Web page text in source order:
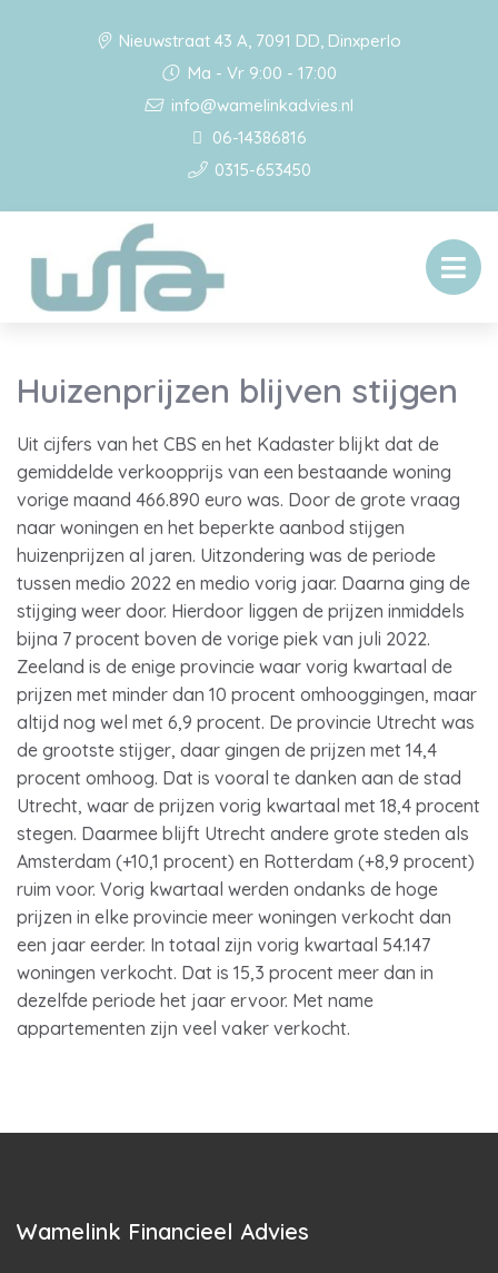
Nieuwstraat 43 A, 7091 DD, Dinxperlo
Ma - Vr 9:00 - 17:00
info@wamelinkadvies.nl
06-14386816
0315-653450
Huizenprijzen blijven stijgen
Uit cijfers van het CBS en het Kadaster blijkt dat de
gemiddelde verkoopprijs van een bestaande woning
vorige maand 466.890 euro was. Door de grote vraag
naar woningen en het beperkte aanbod stijgen
huizenprijzen al jaren. Uitzondering was de periode
tussen medio 2022 en medio vorig jaar. Daarna ging de
stijging weer door. Hierdoor liggen de prijzen inmiddels
bijna 7 procent boven de vorige piek van juli 2022.
Zeeland is de enige provincie waar vorig kwartaal de
prijzen met minder dan 10 procent omhooggingen, maar
altijd nog wel met 6,9 procent. De provincie Utrecht was
de grootste stijger, daar gingen de prijzen met 14,4
procent omhoog. Dat is vooral te danken aan de stad
Utrecht, waar de prijzen vorig kwartaal met 18,4 procent
stegen. Daarmee blijft Utrecht andere grote steden als
Amsterdam (+10,1 procent) en Rotterdam (+8,9 procent)
ruim voor. Vorig kwartaal werden ondanks de hoge
prijzen in elke provincie meer woningen verkocht dan
een jaar eerder. In totaal zijn vorig kwartaal 54.147
woningen verkocht. Dat is 15,3 procent meer dan in
dezelfde periode het jaar ervoor. Met name
appartementen zijn veel vaker verkocht.
Wamelink Financieel Advies